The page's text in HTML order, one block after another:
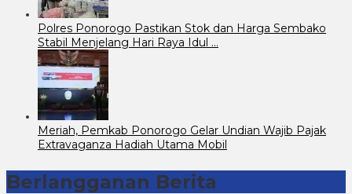
Polres Ponorogo Pastikan Stok dan Harga Sembako
Stabil Menjelang Hari Raya Idul …
Meriah, Pemkab Ponorogo Gelar Undian Wajib Pajak
Extravaganza Hadiah Utama Mobil
Berlangganan Berita